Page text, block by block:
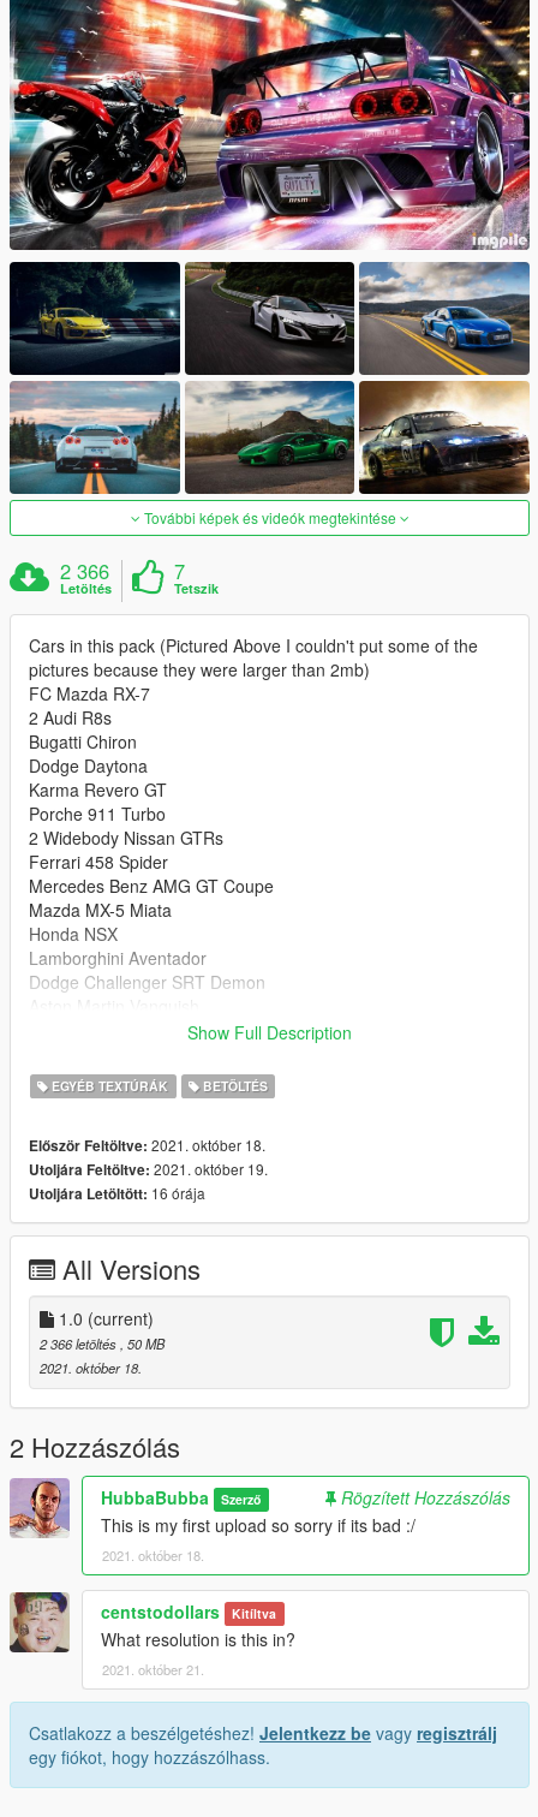
További képek és videók megtekintése
2 366
Letöltés
7
Tetszik
Cars in this pack (Pictured Above I couldn't put some of the
pictures because they were larger than 2mb)
FC Mazda RX-7
2 Audi R8s
Bugatti Chiron
Dodge Daytona
Karma Revero GT
Porche 911 Turbo
2 Widebody Nissan GTRs
Ferrari 458 Spider
Mercedes Benz AMG GT Coupe
Mazda MX-5 Miata
Honda NSX
Lamborghini Aventador
Dodge Challenger SRT Demon
the same Picture
Nissan Silvia S14
1971 Dodge Charger
(Instructions in WinRAR file)
Show Full Description
EGYÉB TEXTÚRÁK BETÖLTÉS
Először Feltöltve: 2021. október 18.
Utoljára Feltöltve: 2021. október 19.
Utoljára Letöltött: 16 órája
All Versions
1.0 (current)
2 366 letöltés , 50 MB
2021. október 18.
2 Hozzászólás
HubbaBubba Szerző
Rögzített Hozzászólás
This is my first upload so sorry if its bad :/
2021. október 18.
centstodollars Kitíltva
What resolution is this in?
2021. október 21.
Csatlakozz a beszélgetéshez! Jelentkezz be vagy regisztrálj
egy fiókot, hogy hozzászólhass.